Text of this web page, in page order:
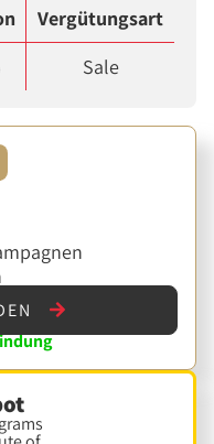
Vergütungsart
Sale